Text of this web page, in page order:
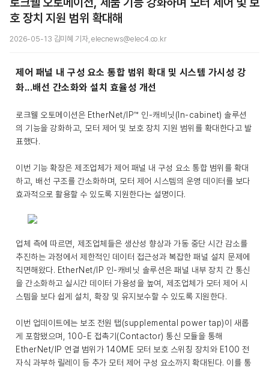
호 장치 지원 범위 확대해
2026-05-13 김미혜 기자, elecnews@elec4.co.kr
제어 패널 내 구성 요소 통합 범위 확대 및 시스템 가시성 강
화...배선 간소화와 설치 효율성 개선
로크웰 오토메이션은 EtherNet/IP™ 인-캐비닛(In-cabinet) 솔루션
의 기능을 강화하고, 모터 제어 및 보호 장치 지원 범위를 확대한다고 발
표했다.
이번 기능 확장은 제조업체가 제어 패널 내 구성 요소 통합 범위를 확대
하고, 배선 구조를 간소화하며, 모터 제어 시스템의 운영 데이터를 보다
효과적으로 활용할 수 있도록 지원한다는 설명이다.
업체 측에 따르면, 제조업체들은 생산성 향상과 가동 중단 시간 감소를
추진하는 과정에서 제한적인 데이터 접근성과 복잡한 패널 설치 문제에
직면해왔다. EtherNet/IP 인-캐비닛 솔루션은 패널 내부 장치 간 통신
을 간소화하고 실시간 데이터 가용성을 높여, 제조업체가 모터 제어 시
스템을 보다 쉽게 설치, 확장 및 유지보수할 수 있도록 지원한다.
이번 업데이트에는 보조 전원 탭(supplemental power tap)이 새롭
게 포함됐으며, 100-E 접촉기(Contactor) 통신 모듈을 통해
EtherNet/IP 연결 범위가 140ME 모터 보호 스위칭 장치와 E100 전
자식 과부하 릴레이 등 추가 모터 제어 구성 요소까지 확대된다. 이를 통